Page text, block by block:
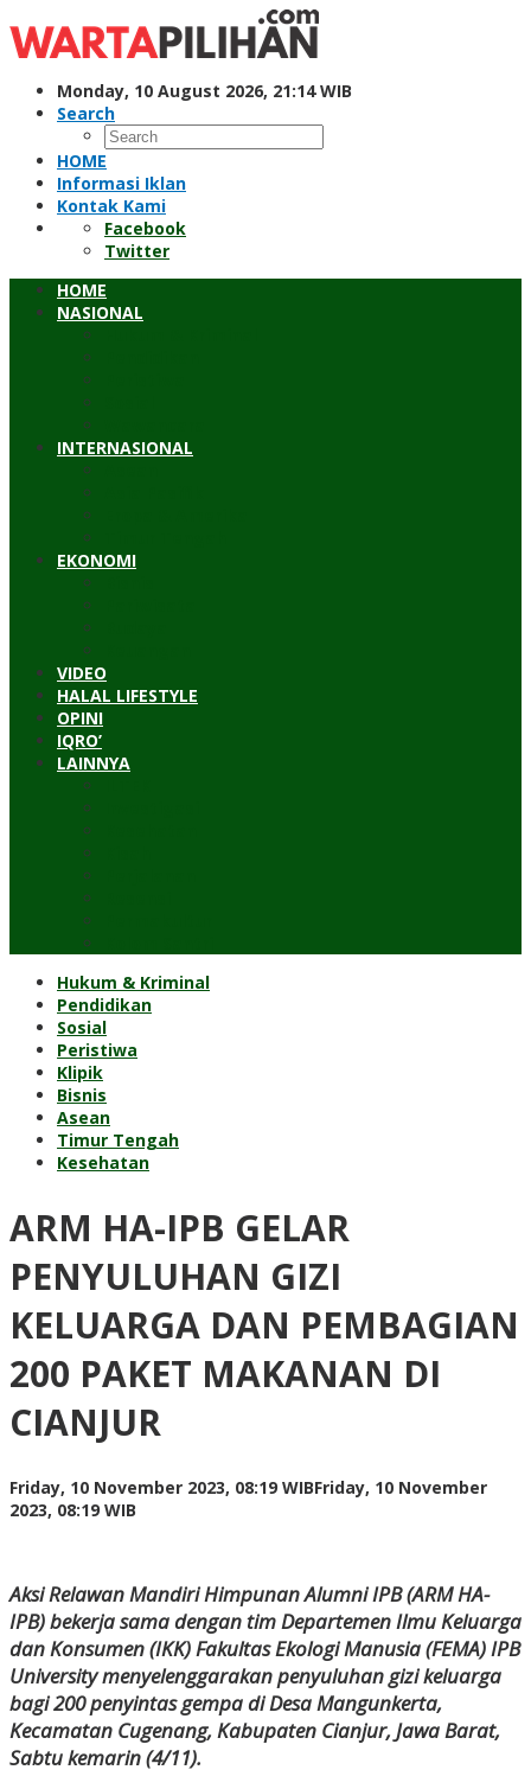
to
content
Monday, 10 August 2026, 21:14 WIB
Search
HOME
Informasi Iklan
Kontak Kami
Facebook
Twitter
HOME
NASIONAL
INTERNASIONAL
EKONOMI
VIDEO
HALAL LIFESTYLE
OPINI
IQRO’
LAINNYA
Hukum & Kriminal
Pendidikan
Sosial
Peristiwa
Klipik
Bisnis
Asean
Timur Tengah
Kesehatan
ARM HA-IPB GELAR
PENYULUHAN GIZI
KELUARGA DAN PEMBAGIAN
200 PAKET MAKANAN DI
CIANJUR
Friday, 10 November 2023, 08:19 WIBFriday, 10 November
2023, 08:19 WIB
Aksi Relawan Mandiri Himpunan Alumni IPB (ARM HA-
IPB) bekerja sama dengan tim Departemen Ilmu Keluarga
dan Konsumen (IKK) Fakultas Ekologi Manusia (FEMA) IPB
University menyelenggarakan penyuluhan gizi keluarga
bagi 200 penyintas gempa di Desa Mangunkerta,
Kecamatan Cugenang, Kabupaten Cianjur, Jawa Barat,
Sabtu kemarin (4/11).